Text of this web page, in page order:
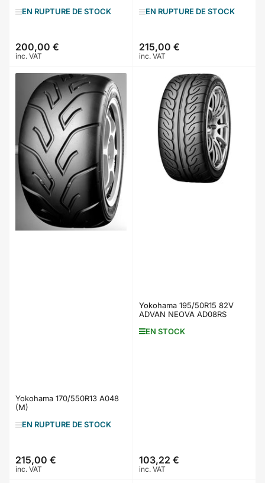
EN RUPTURE DE STOCK
Prix
200,00 €
inc. VAT
EN RUPTURE DE STOCK
Prix
215,00 €
inc. VAT
Yokohama 170/550R13 A048
(M)
EN RUPTURE DE STOCK
Prix
215,00 €
inc. VAT
Yokohama 195/50R15 82V
ADVAN NEOVA AD08RS
EN STOCK
Prix
103,22 €
inc. VAT